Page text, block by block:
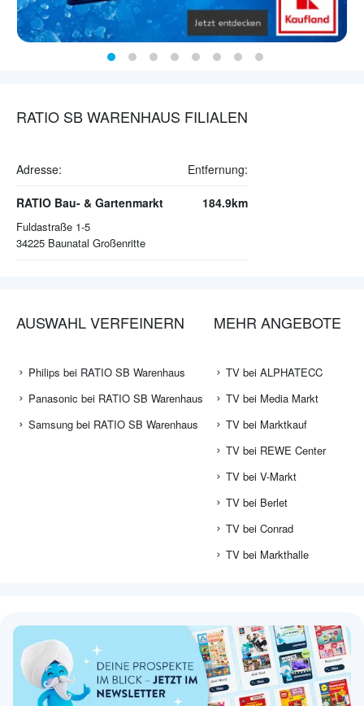
RATIO SB WARENHAUS FILIALEN
Adresse: Entfernung:
RATIO Bau- & Gartenmarkt
Fuldastraße 1-5
34225 Baunatal Großenritte
184.9km
AUSWAHL VERFEINERN
Philips bei RATIO SB Warenhaus
Panasonic bei RATIO SB Warenhaus
Samsung bei RATIO SB Warenhaus
MEHR ANGEBOTE
TV bei ALPHATECC
TV bei Media Markt
TV bei Marktkauf
TV bei REWE Center
TV bei V-Markt
TV bei Berlet
TV bei Conrad
TV bei Markthalle